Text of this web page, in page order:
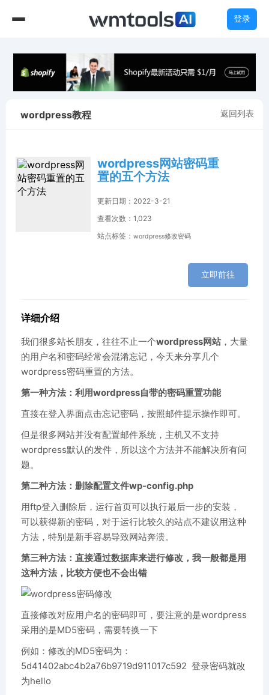
登录
返回列表
wordpress教程
wordpress网站密码重
置的五个方法
更新日期：2022-3-21
查看次数：1,023
站点标签： wordpress修改密码
立即前往
详细介绍
我们很多站长朋友，往往不止一个wordpress网站，大量
的用户名和密码经常会混淆忘记，今天来分享几个
wordpress密码重置的方法。
第一种方法：利用wordpress自带的密码重置功能
直接在登入界面点击忘记密码，按照邮件提示操作即可。
但是很多网站并没有配置邮件系统，主机又不支持
wordpress默认的发件，所以这个方法并不能解决所有问
题。
第二种方法：删除配置文件wp-config.php
用ftp登入删除后，运行首页可以执行最后一步的安装，
可以获得新的密码，对于运行比较久的站点不建议用这种
方法，特别是新手容易导致网站奔溃。
第三种方法：直接通过数据库来进行修改，我一般都是用
这种方法，比较方便也不会出错
直接修改对应用户名的密码即可，要注意的是wordpress
采用的是MD5密码，需要转换一下
例如：修改的MD5密码为：
5d41402abc4b2a76b9719d911017c592 登录密码就改
为hello